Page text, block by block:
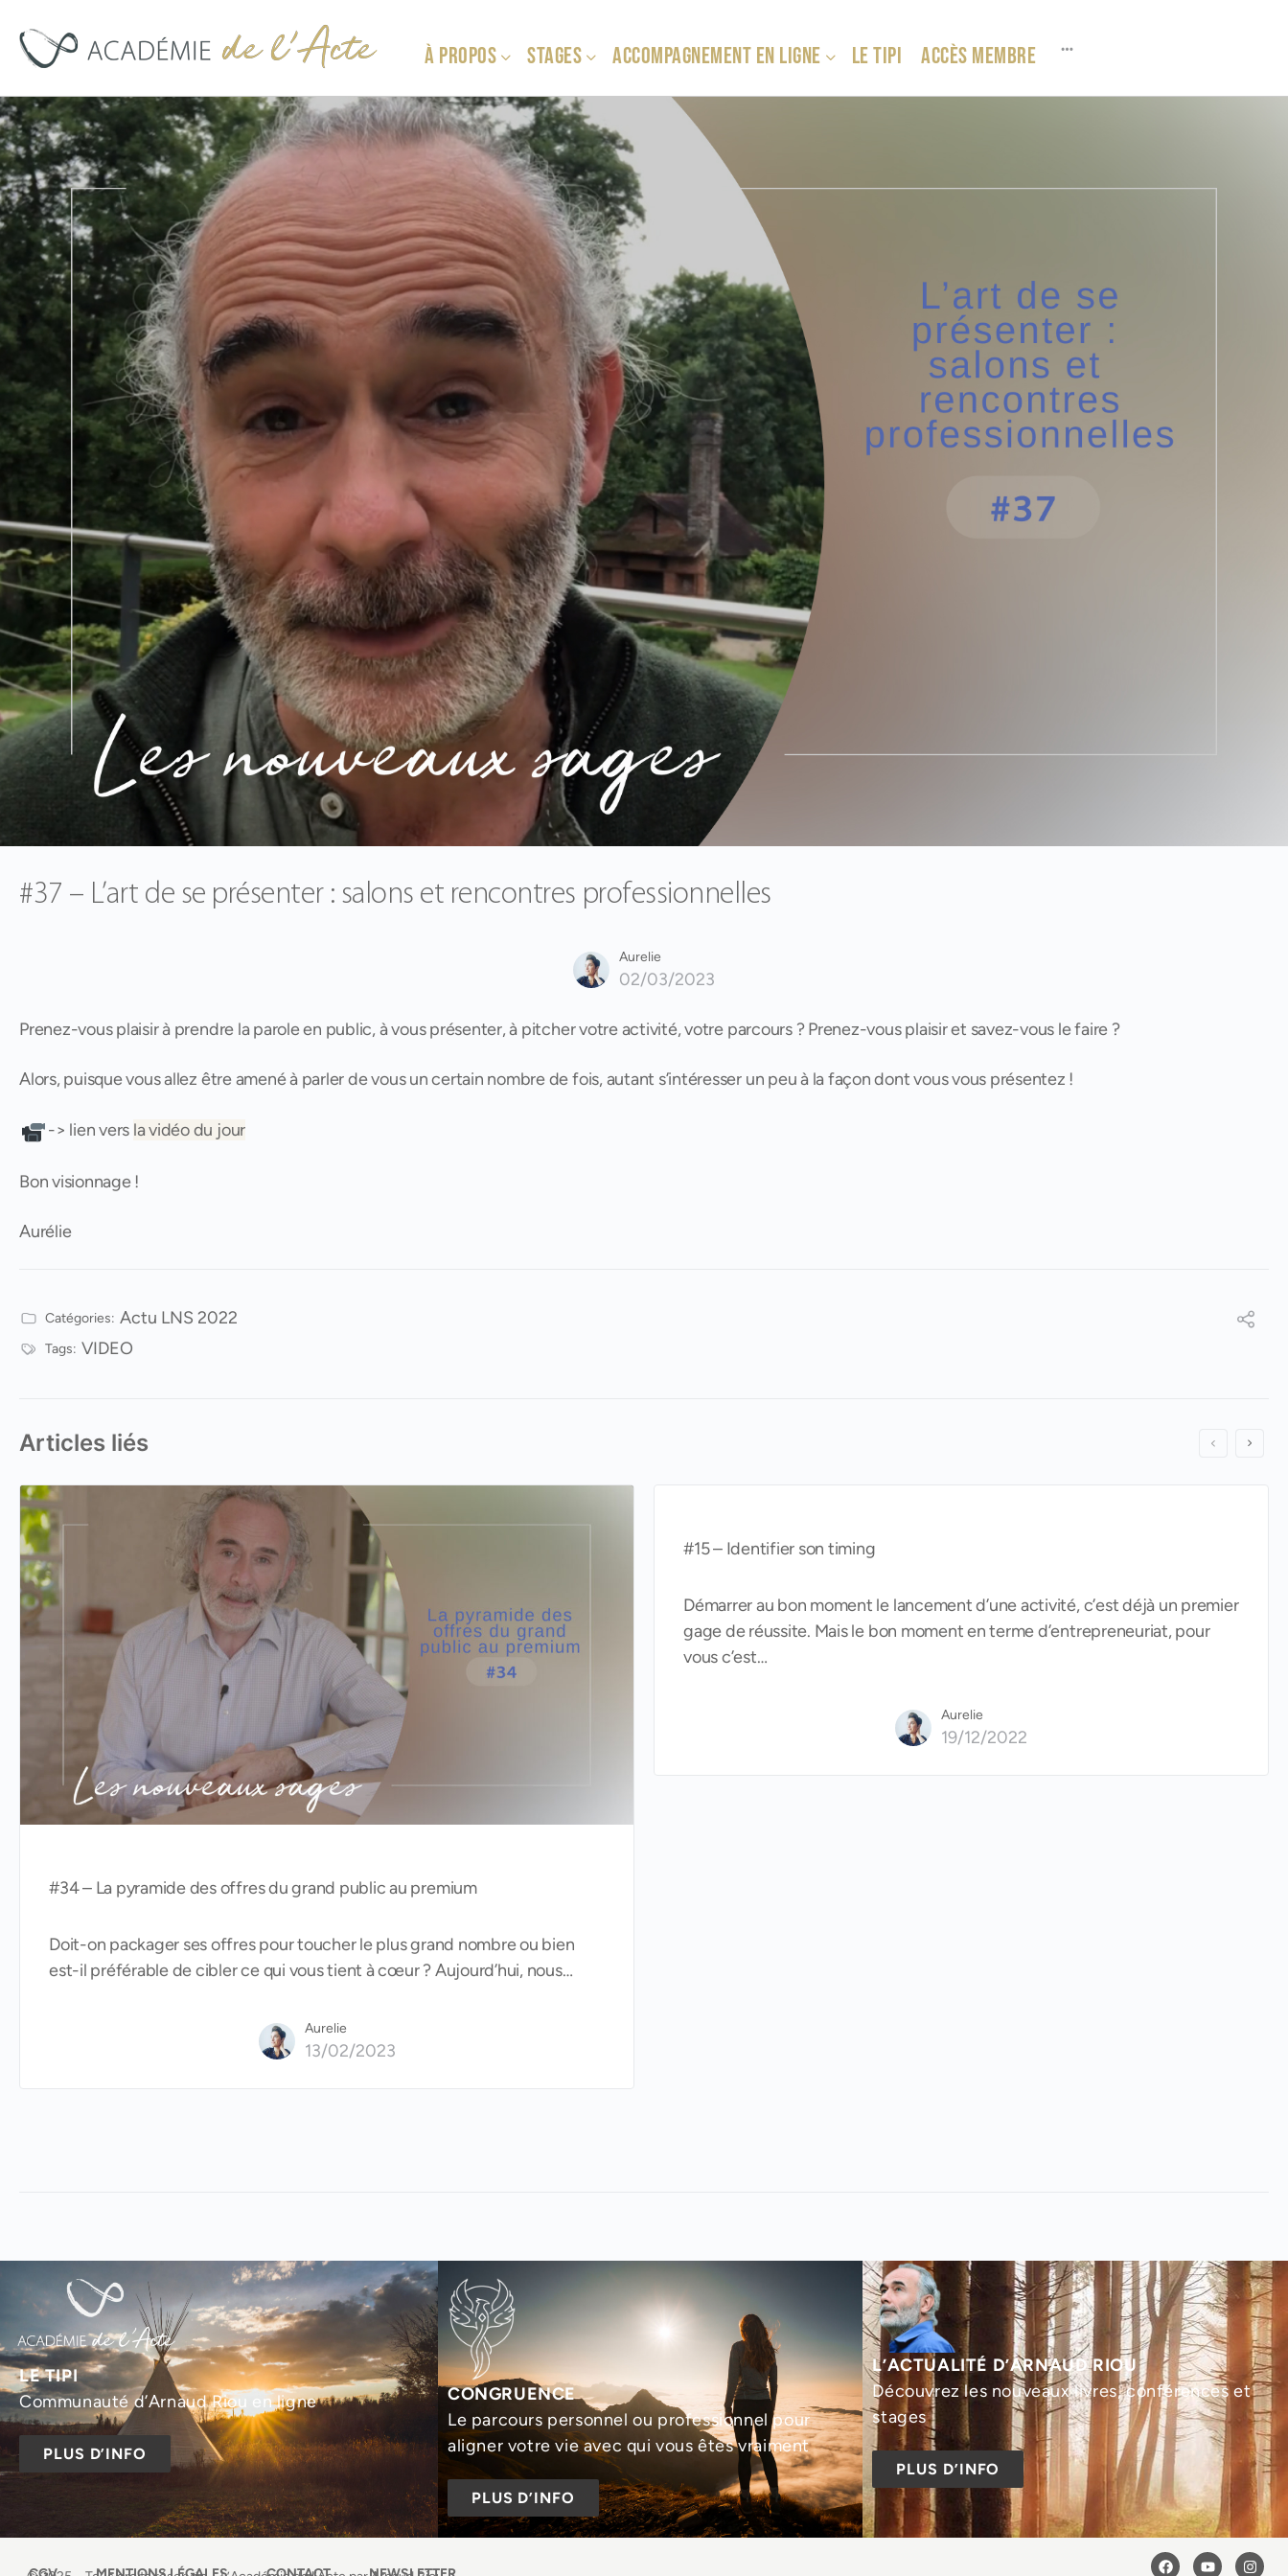
À PROPOS STAGES ACCOMPAGNEMENT EN LIGNE LE TIPI ACCÈS MEMBRE
#37 – L’art de se présenter : salons et rencontres professionnelles
Aurelie
02/03/2023
Prenez-vous plaisir à prendre la parole en public, à vous présenter, à pitcher votre activité, votre parcours ? Prenez-vous plaisir et savez-vous le faire ?
Alors, puisque vous allez être amené à parler de vous un certain nombre de fois, autant s’intéresser un peu à la façon dont vous vous présentez !
-> lien vers la vidéo du jour
Bon visionnage !
Aurélie
Catégories: Actu LNS 2022
Tags: VIDEO
Articles liés
#34 – La pyramide des offres du grand public au premium
Doit-on packager ses offres pour toucher le plus grand nombre ou bien
est-il préférable de cibler ce qui vous tient à cœur ? Aujourd’hui, nous…
Aurelie
13/02/2023
#15 – Identifier son timing
Démarrer au bon moment le lancement d’une activité, c’est déjà un premier
gage de réussite. Mais le bon moment en terme d’entrepreneuriat, pour
vous c’est…
Aurelie
19/12/2022
LE TIPI
Communauté d’Arnaud Riou en ligne
PLUS D’INFO
CONGRUENCE
Le parcours personnel ou professionnel pour
aligner votre vie avec qui vous êtes vraiment
PLUS D’INFO
L’ACTUALITÉ D’ARNAUD RIOU
Découvrez les nouveaux livres, conférences et
stages
PLUS D’INFO